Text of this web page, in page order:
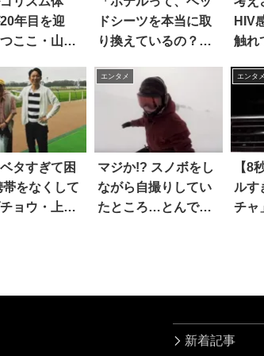
年目を迎
ここ・山田
ドシーツを本当に取
り換えているの？」
結果…
HIV
触れ
た結
タすぎて困
帯をなくして
ョウ・上島
エンタメ
マジか!? スノボをし
ながら自撮りしてい
たところ…とんでも
エンタメ
【8
ルす
チャ
新着記事